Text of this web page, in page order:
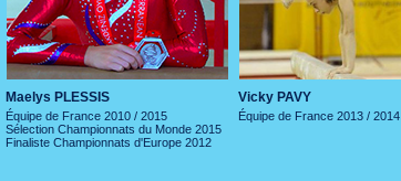
Maelys PLESSIS
Équipe de France 2010 / 2015
Sélection Championnats du Monde 2015
Finaliste Championnats d'Europe 2012
Vicky PAVY
Équipe de France 2013 / 2014